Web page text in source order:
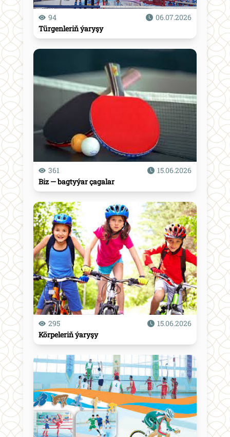
94
06.07.2026
Türgenleriň ýaryşy
361
15.06.2026
Biz — bagtyýar çagalar
295
15.06.2026
Körpeleriň ýaryşy